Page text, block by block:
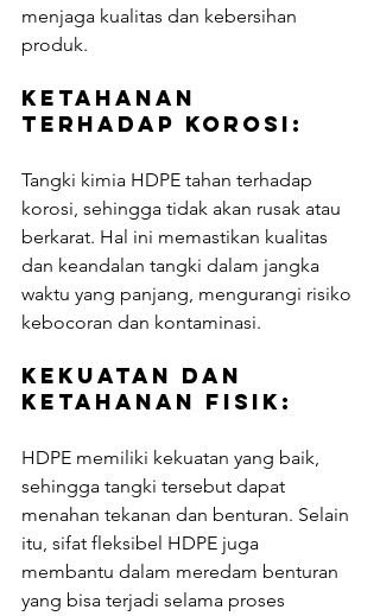
menjaga kualitas dan kebersihan
produk.
Ketahanan
Terhadap Korosi:
Tangki kimia HDPE tahan terhadap
korosi, sehingga tidak akan rusak atau
berkarat. Hal ini memastikan kualitas
dan keandalan tangki dalam jangka
waktu yang panjang, mengurangi risiko
kebocoran dan kontaminasi.
Kekuatan dan
Ketahanan Fisik:
HDPE memiliki kekuatan yang baik,
sehingga tangki tersebut dapat
menahan tekanan dan benturan. Selain
itu, sifat fleksibel HDPE juga
membantu dalam meredam benturan
yang bisa terjadi selama proses